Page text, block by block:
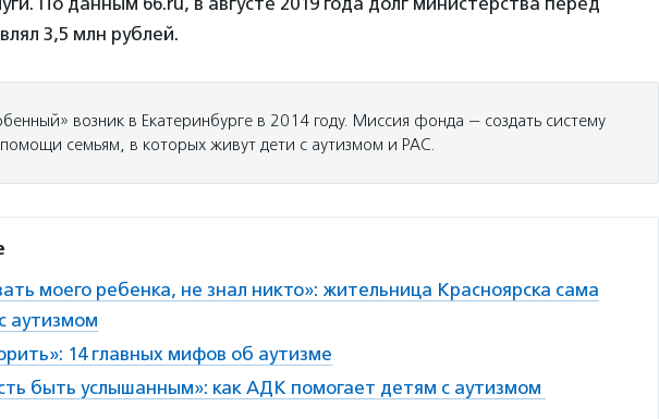
3,5 млн рублей.
возник в Екатеринбурге в 2014 году. Миссия фонда — создать систему
семьям, в которых живут дети с аутизмом и РАС.
моего ребенка, не знал никто»: жительница Красноярска сама
аутизмом
14 главных мифов об аутизме
быть услышанным»: как АДК помогает детям с аутизмом